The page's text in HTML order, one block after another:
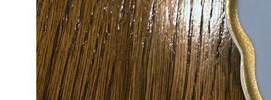
Вконтакте
Телеграм
Чойс у вас в телефоне